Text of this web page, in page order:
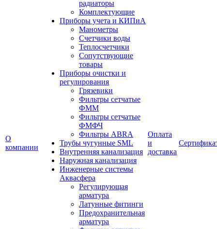
О
компании
радиаторы
Комплектующие
Приборы учета и КИПиА
Манометры
Счетчики воды
Теплосчетчики
Сопутствующие
товары
Приборы очистки и
регулирования
Грязевики
Фильтры сетчатые
ФММ
Фильтры сетчатые
ФМФЧ
Фильтры ABRA
Трубы чугунные SML
Внутренняя канализация
Наружная канализация
Инженерные системы
Аквасфера
Регулирующая
арматура
Латунные фитинги
Предохранительная
арматура
Оплата
и
доставка